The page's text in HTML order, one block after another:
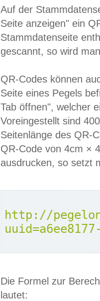
Auf der
Seite anzeigen" ein
Stammdatenseite
gescannt, so wird
QR-Codes können
Seite eines Pegels
Tab öffnen", welcher
Voreingestellt sind
Seitenlänge des QR-
QR-Code von 4cm ×
ausdrucken, so setzt
http://
Die Formel zur
lautet: